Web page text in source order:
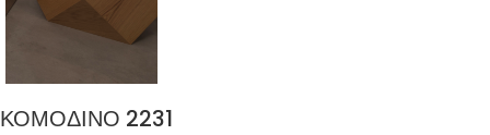
ΚΟΜΟΔΙΝΟ 2231